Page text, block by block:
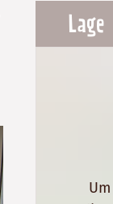
Lage